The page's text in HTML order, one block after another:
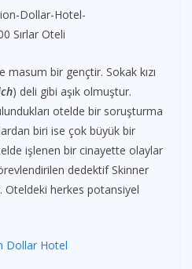
masum bir gençtir. Sokak kızı
) deli gibi aşık olmuştur.
otelde bir soruşturma
biri ise çok büyük bir
işlenen bir cinayette olaylar
dedektif Skinner
Oteldeki herkes potansiyel
Dollar Hotel